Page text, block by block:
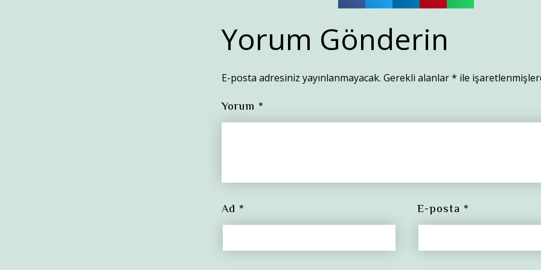
Yorum Gönderin
E-posta adresiniz yayınlanmayacak. Gerekli alanlar* ile
Yorum *
Ad * E-posta *